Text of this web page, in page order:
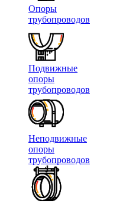
Опоры
трубопроводов
Подвижные
опоры
трубопроводов
Неподвижные
опоры
трубопроводов